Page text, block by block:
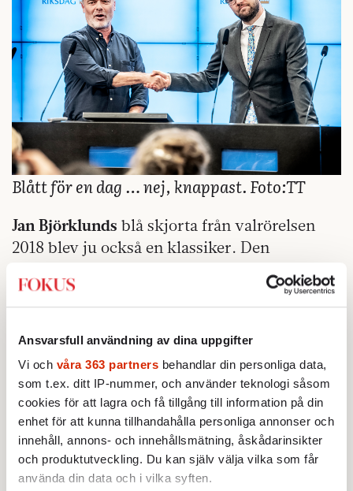
Ansvarsfull användning av dina uppgifter
Vi och våra 363 partners behandlar din personliga data,
som t.ex. ditt IP-nummer, och använder teknologi såsom
cookies för att lagra och få tillgång till information på din
enhet för att kunna tillhandahålla personliga annonser och
innehåll, annons- och innehållsmätning, åskådarinsikter
och produktutveckling. Du kan själv välja vilka som får
använda din data och i vilka syften.
Blått för en dag … nej, knappast. Foto:TT
Jan Björklunds blå skjorta från valrörelsen
2018 blev ju också en klassiker. Den
såldes på
auktion. Betydligt mer än vad Jan gett för den
på herrklädesbutiken vid Alviks torg.
Och givetvis den rödrosa Louis
Vuittonväskan somMona Sahlinfick i present
avLiza Marklundoch som hon fick en massa
kritik för. Fast den kostade inte skjortan,
utan bara 8 200 kronoravslöjade köparen.